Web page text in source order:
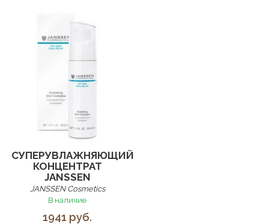
СУПЕРУВЛАЖНЯЮЩИЙ
КОНЦЕНТРАТ
JANSSEN
JANSSEN Cosmetics
В наличие
1941 руб.